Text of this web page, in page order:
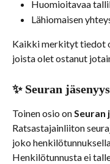
Huomioitavaa
Lähiomaisen
Kaikki merkityt tiedot
joista olet ostanut
✨ Seuran jäsenyys
Toinen osio on Seuran
Ratsastajainliiton
joko
Henkilötunnusta ei